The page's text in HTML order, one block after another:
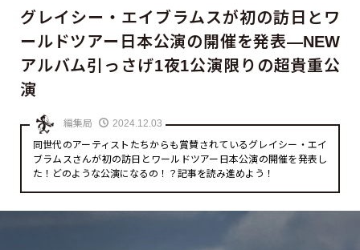
グレイシー・エイブラムスが初の訪日とワ
ールドツアー日本公演の開催を発表—NEW
アルバム引っさげ1夜1公演限りの超貴重公
演
編集局 2024.12.03
同世代のアーティストたちからも賞賛されているグレイシー・エイ
ブラムスさんが初の訪日とワールドツアー日本公演の開催を発表し
た！どのような公演になるの！？記事を読み進めよう！